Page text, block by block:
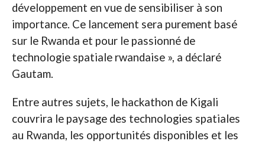
développement en vue de sensibiliser à son
importance. Ce lancement sera purement basé
sur le Rwanda et pour le passionné de
technologie spatiale rwandaise », a déclaré
Gautam.
Entre autres sujets, le hackathon de Kigali
couvrira le paysage des technologies spatiales
au Rwanda, les opportunités disponibles et les